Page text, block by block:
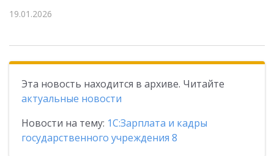
19.01.2026
Эта новость находится в архиве. Читайте
актуальные новости
Новости на тему: 1С:Зарплата и кадры
государственного учреждения 8